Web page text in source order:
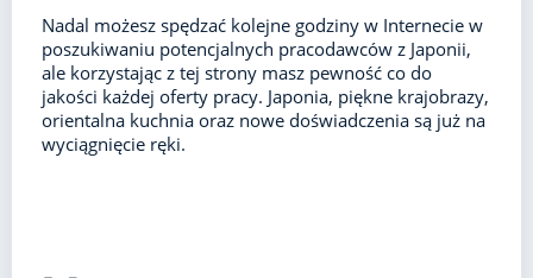
Nadal możesz spędzać kolejne godziny w Internecie w
poszukiwaniu potencjalnych pracodawców z Japonii,
ale korzystając z tej strony masz pewność co do
jakości każdej oferty pracy. Japonia, piękne krajobrazy,
orientalna kuchnia oraz nowe doświadczenia są już na
wyciągnięcie ręki.